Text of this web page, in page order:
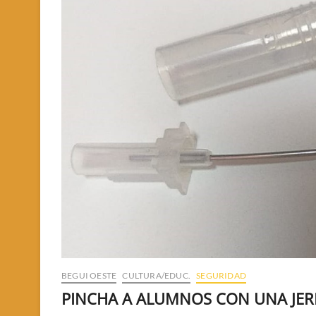
BEGUI OESTE CULTURA/EDUC. SEGURIDAD
PINCHA A ALUMNOS CON UNA